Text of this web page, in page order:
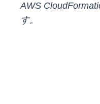
AWS
す。